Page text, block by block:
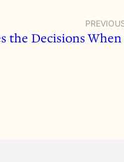
the Decisions When